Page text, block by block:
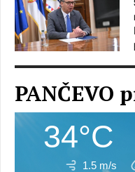
PANČEVO
34°C
1.5 m/s